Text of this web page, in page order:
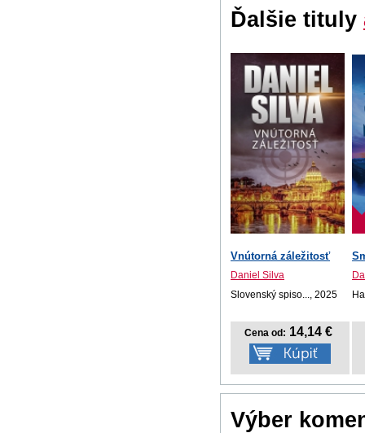
Ďalšie tituly
Vnútorná záležitosť
Daniel Silva
Slovenský spiso..., 2025
Cena od: 14,14 €
Výber